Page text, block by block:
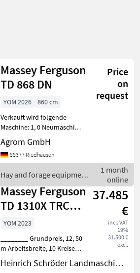
Massey Ferguson
TD 868 DN
Price
on
request
YOM 2026
860 cm
Verkauft wird folgende
Maschine: 1, 0 Neumaschine
Grünlandtechnik MASSEY
FERGSUON Dreipunkt
Heuwender TD 868 DN
(m) 8, 6 Transportbreite (m
Agrom GmbH
88377 Riedhausen
Hay and forage equipment
/ Massey Ferguson
1 month
online
Massey Ferguson
TD 1310X TRC
(LOTUS 1250 T)
37.485
€
incl. VAT
19%
31.500 €
excl.
YOM 2023
________ Grundpreis, 12, 50
m Arbeitsbreite, 10 Kreisel,
7 Zinkenträger pro Kreisel,
Zinkenverlustsicherung,
Heinrich Schröder Landmaschinen KG Ahlerstedt